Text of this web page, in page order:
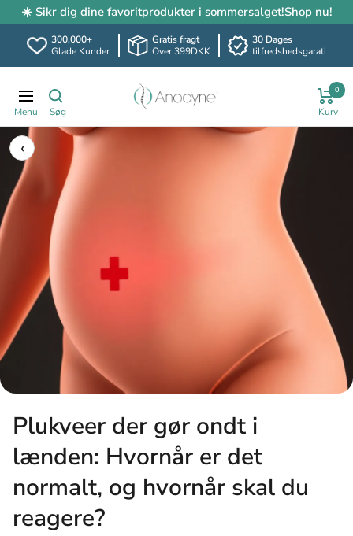
☀️ Sikr dig dine favoritprodukter i sommersalget!Shop nu!
300.000+
Glade Kunder
Gratis fragt
Over 399DKK
30 Dages
tilfredshedsgarati
indhold
Translation
missing:
da.header.general.navigation
Anodyne.dk 0
‹
Plukveer der gør ondt i
lænden: Hvornår er det
normalt, og hvornår skal du
reagere?